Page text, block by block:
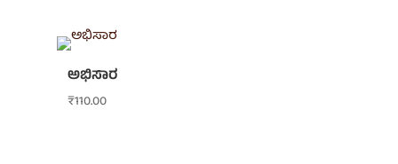
ಅಭಿಸಾರ
₹110.00